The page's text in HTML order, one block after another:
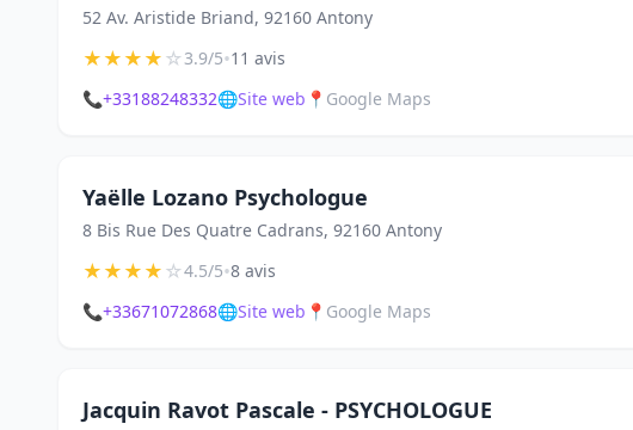
52 Av. Aristide Briand, 92160 Antony
★★★★☆3.9/5•11 avis
📞+33188248332🌐Site web 📍 Google Maps
Yaëlle Lozano Psychologue
8 Bis Rue Des Quatre Cadrans, 92160 Antony
★★★★☆4.5/5•8 avis
📞+33671072868🌐Site web 📍 Google Maps
Jacquin Ravot Pascale - PSYCHOLOGUE